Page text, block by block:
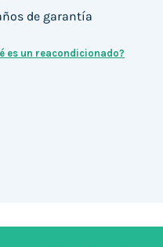
de garantía
es un reacondicionado?